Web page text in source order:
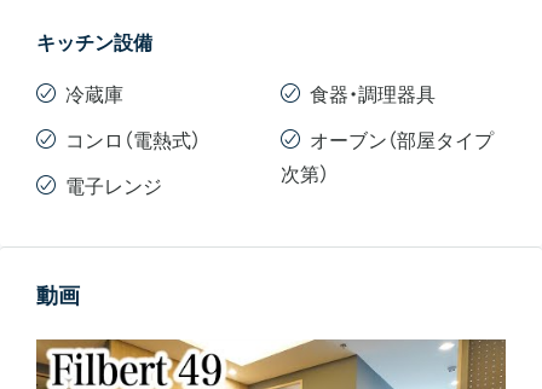
2Bedタイプにはキッチンにオーブンが付いています。
キッチン設備
冷蔵庫
コンロ（電熱式）
電子レンジ
食器・調理器具
オーブン（部屋タイプ
次第）
動画